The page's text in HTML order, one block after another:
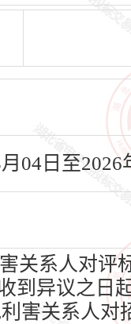
04日至
关系人对评
到异议之日
害关系人